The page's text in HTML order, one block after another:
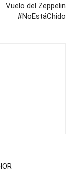
Vuelo del Zeppelin
#NoEstáChido